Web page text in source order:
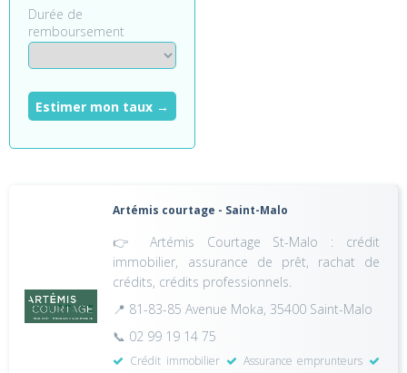
Durée de
remboursement
Estimer mon taux →
Artémis courtage - Saint-Malo
👉 Artémis Courtage St-Malo : crédit
immobilier, assurance de prêt, rachat de
crédits, crédits professionnels.
📍 81-83-85 Avenue Moka, 35400 Saint-Malo
📞 02 99 19 14 75
Crédit immobilier
Assurance emprunteurs